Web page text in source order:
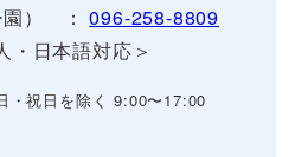
園） ：096-258-8809
・日本語対応＞
・祝日を除く 9:00〜17:00